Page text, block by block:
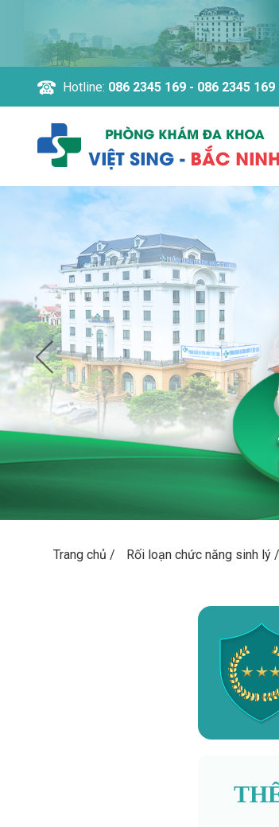
Hotline: 086 2345 169 - 086 2345 169
Trang chủ / Rối loạn chức năng sinh lý /